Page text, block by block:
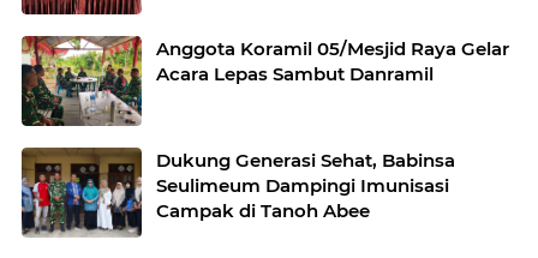
Anggota Koramil 05/Mesjid Raya Gelar
Acara Lepas Sambut Danramil
Dukung Generasi Sehat, Babinsa
Seulimeum Dampingi Imunisasi
Campak di Tanoh Abee